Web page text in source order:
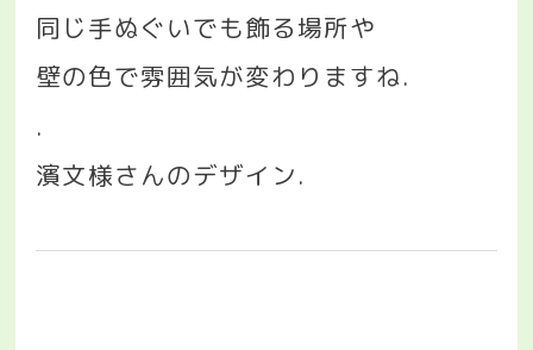
同じ手ぬぐいでも飾る場所や
壁の色で雰囲気が変わりますね.
.
濱文様さんのデザイン.